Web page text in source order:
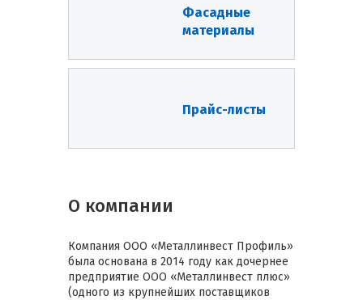
Фасадные
материалы
Прайс-листы
О компании
Компания ООО «Металлинвест Профиль»
была основана в 2014 году как дочернее
предприятие ООО «Металлинвест плюс»
(одного из крупнейших поставщиков